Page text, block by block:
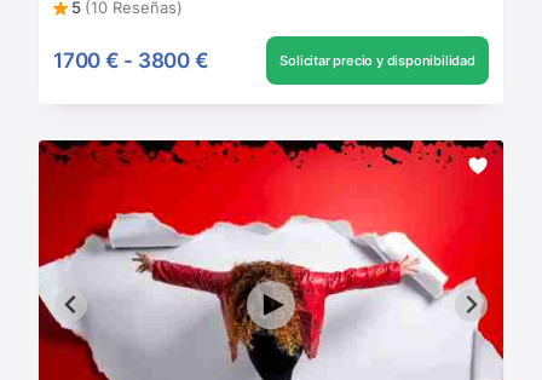
5 (10 Reseñas)
1700 € - 3800 € Solicitar precio y disponibilidad